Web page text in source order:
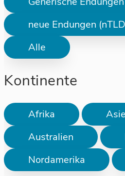
neue Endungen
Alle
Kontinente
Afrika
Australien
Nordamerika